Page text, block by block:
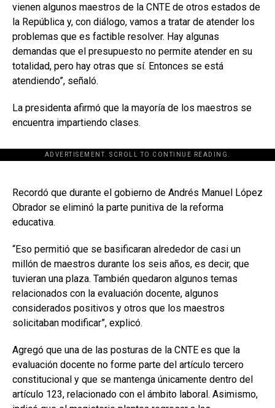
vienen algunos maestros de la CNTE de otros estados de
la República y, con diálogo, vamos a tratar de atender los
problemas que es factible resolver. Hay algunas
demandas que el presupuesto no permite atender en su
totalidad, pero hay otras que sí. Entonces se está
atendiendo”, señaló.
La presidenta afirmó que la mayoría de los maestros se
encuentra impartiendo clases.
ADVERTISEMENT. SCROLL TO CONTINUE READING.
[adsforwp id="243463"]
Recordó que durante el gobierno de Andrés Manuel López
Obrador se eliminó la parte punitiva de la reforma
educativa.
“Eso permitió que se basificaran alrededor de casi un
millón de maestros durante los seis años, es decir, que
tuvieran una plaza. También quedaron algunos temas
relacionados con la evaluación docente, algunos
considerados positivos y otros que los maestros
solicitaban modificar”, explicó.
Agregó que una de las posturas de la CNTE es que la
evaluación docente no forme parte del artículo tercero
constitucional y que se mantenga únicamente dentro del
artículo 123, relacionado con el ámbito laboral. Asimismo,